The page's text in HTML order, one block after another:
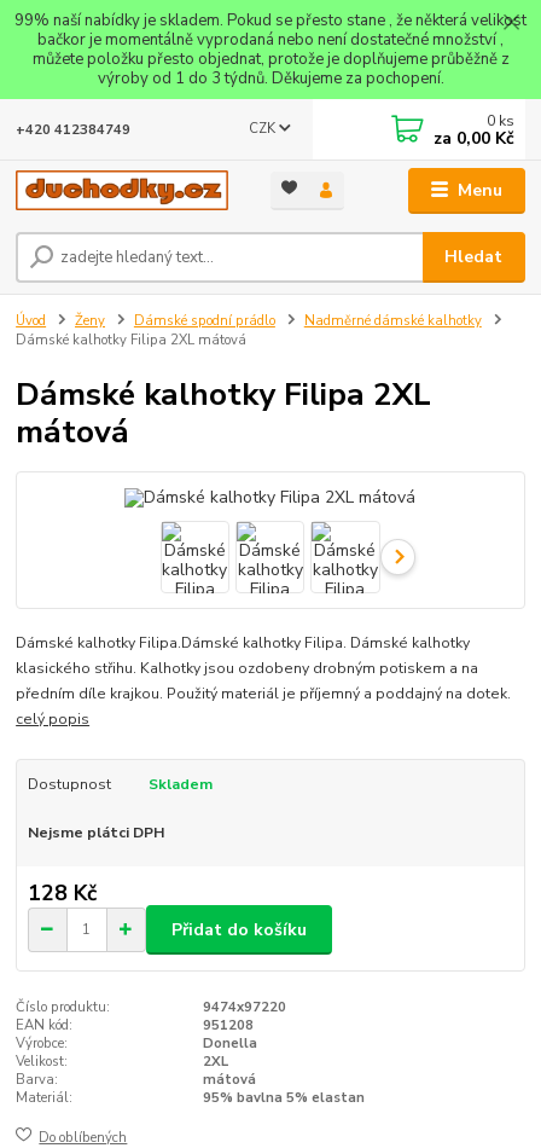
99% naší nabídky je skladem. Pokud se přesto stane , že některá velikost
bačkor je momentálně vyprodaná nebo není dostatečné množství ,
můžete položku přesto objednat, protože je doplňujeme průběžně z
výroby od 1 do 3 týdnů. Děkujeme za pochopení.
Menu
CZK
Hledat
+420 412384749 0 ks
za 0,00 Kč
Úvod Ženy Dámské spodní prádlo
Nadměrné dámské kalhotky
Dámské kalhotky Filipa 2XL mátová
Dámské kalhotky Filipa 2XL
mátová
Dámské kalhotky Filipa.Dámské kalhotky Filipa. Dámské kalhotky
klasického střihu. Kalhotky jsou ozdobeny drobným potiskem a na
předním díle krajkou. Použitý materiál je příjemný a poddajný na dotek.
celý popis
Dostupnost Skladem
Nejsme plátci DPH
128 Kč
Přidat do košíku
Číslo produktu:
9474x97220
EAN kód:
951208
Výrobce:
Donella
Velikost:
2XL
Barva:
mátová
Materiál:
95% bavlna 5% elastan
Do oblíbených